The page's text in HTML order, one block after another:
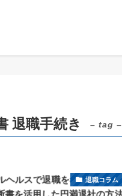
退職手続き – tag –
退職コラム